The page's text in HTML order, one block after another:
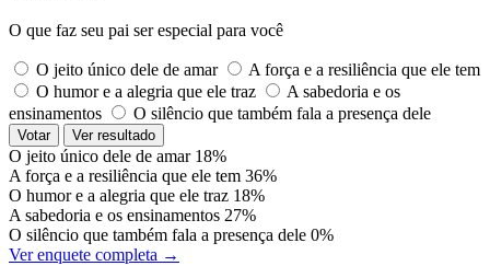
O que faz seu pai ser especial para você
O jeito único dele de amar
A força e a resiliência que ele tem
O humor e a alegria que ele traz
A sabedoria e os
ensinamentos
O silêncio que também fala a presença dele
Votar Ver resultado
O jeito único dele de amar 18%
A força e a resiliência que ele tem 36%
O humor e a alegria que ele traz 18%
A sabedoria e os ensinamentos 27%
O silêncio que também fala a presença dele 0%
Ver enquete completa →